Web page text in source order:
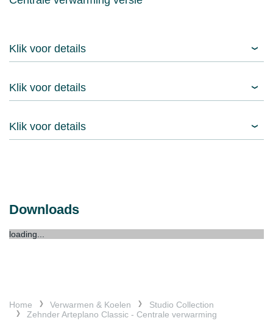
Klik voor details
Klik voor details
Klik voor details
Downloads
loading...
Home Verwarmen & Koelen
Studio Collection
Zehnder Arteplano Classic - Centrale verwarming